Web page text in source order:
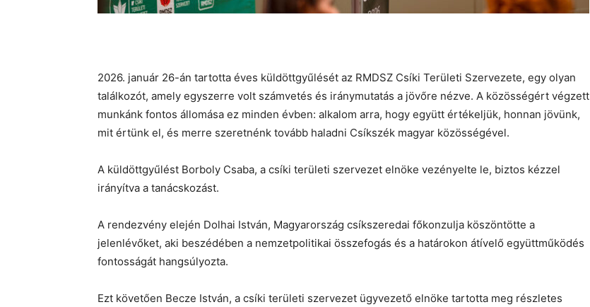
2026. január 26-án tartotta éves küldöttgyűlését az RMDSZ Csíki Területi Szervezete, egy olyan
találkozót, amely egyszerre volt számvetés és iránymutatás a jövőre nézve. A közösségért végzett
munkánk fontos állomása ez minden évben: alkalom arra, hogy együtt értékeljük, honnan jövünk,
mit értünk el, és merre szeretnénk tovább haladni Csíkszék magyar közösségével.
A küldöttgyűlést Borboly Csaba, a csíki területi szervezet elnöke vezényelte le, biztos kézzel
irányítva a tanácskozást.
A rendezvény elején Dolhai István, Magyarország csíkszeredai főkonzulja köszöntötte a
jelenlévőket, aki beszédében a nemzetpolitikai összefogás és a határokon átívelő együttműködés
fontosságát hangsúlyozta.
Ezt követően Becze István, a csíki területi szervezet ügyvezető elnöke tartotta meg részletes